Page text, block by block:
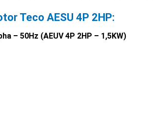
Teco AESU 4P 2HP:
– 50Hz (AEUV 4P 2HP – 1,5KW)